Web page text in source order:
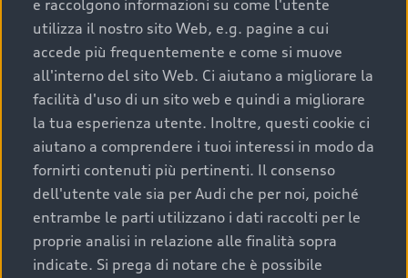
uno stato migliore del veicolo e a una maggiore
durata nel tempo;
cronologia dei tagliandi: una documentazione
completa della vettura certifica una manutenzione
costante e accurata;
condizioni della carrozzeria e degli interni: una
buona conservazione evidenzia cura e attenzione del
precedente proprietario;
efficienza meccanica: motore, trasmissione e
componenti principali in ottimo stato garantiscono
prestazioni affidabili e sicure.
e raccolgono informazioni su come l'utente
utilizza il nostro sito Web, e.g. pagine a cui
accede più frequentemente e come si muove
all'interno del sito Web. Ci aiutano a migliorare la
facilità d'uso di un sito web e quindi a migliorare
la tua esperienza utente. Inoltre, questi cookie ci
aiutano a comprendere i tuoi interessi in modo da
fornirti contenuti più pertinenti. Il consenso
dell'utente vale sia per Audi che per noi, poiché
entrambe le parti utilizzano i dati raccolti per le
proprie analisi in relazione alle finalità sopra
indicate. Si prega di notare che è possibile